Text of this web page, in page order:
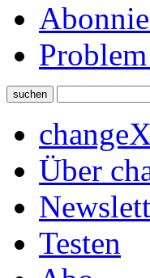
suchen
changeX
Über
Testen